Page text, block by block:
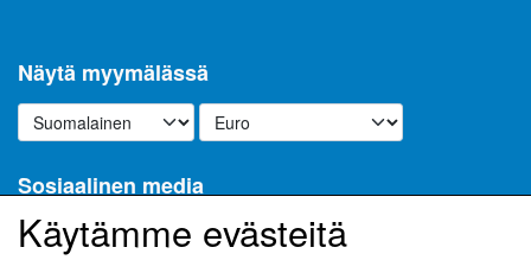
Näytä myymälässä
Sosiaalinen media
Käytämme evästeitä